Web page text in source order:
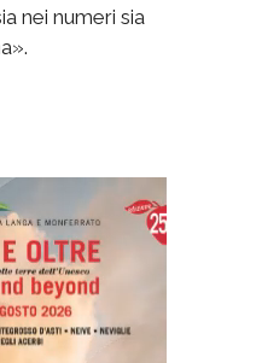
nei numeri sia